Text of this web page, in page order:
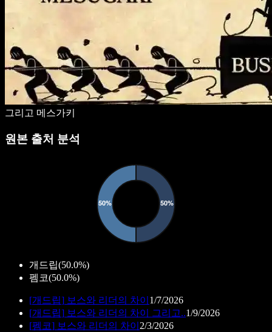
그리고 메스가키
원본 출처 분석
개드립(50.0%)
펨코(50.0%)
[개드립] 보스와 리더의 차이 1/7/2026
[개드립] 보스와 리더의 차이 그리고..1/9/2026
[펨코] 보스와 리더의 차이 2/3/2026